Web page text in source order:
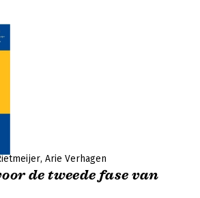
Arie Verhagen
de tweede fase van